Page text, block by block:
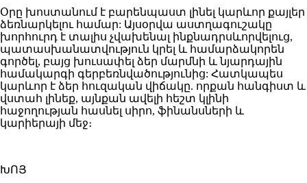
Օրը խոստանում է բարենպաստ լինել կարևոր քայլեր
ձեռնարկելու համար: Այսօրվա աստղագուշակը
խորհուրդ է տալիս չվախենալ ինքնադրսևորվելուց,
պատասխանատվություն կրել և համարձակորեն
գործել, բայց խուսափել ձեր մարմնի և նյարդային
համակարգի գերբեռնվածությունից: Հատկապես
կարևոր է ձեր հուզական վիճակը. որքան հանգիստ և
վստահ լինեք, այնքան ավելի հեշտ կլինի
հաջողության հասնել սիրո, ֆինանսների և
կարիերայի մեջ։
ԽՈՅ